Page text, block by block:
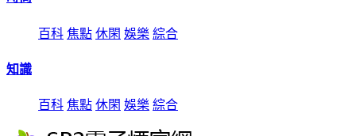
百科 焦點 休閑 娛樂 綜合
知識
百科 焦點 休閑 娛樂 綜合